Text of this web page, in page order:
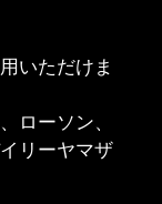
いただけま
ローソン、
リーヤマザ